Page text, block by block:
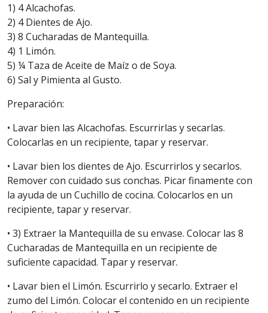
1) 4 Alcachofas.
2) 4 Dientes de Ajo.
3) 8 Cucharadas de Mantequilla.
4) 1 Limón.
5) ¼ Taza de Aceite de Maíz o de Soya.
6) Sal y Pimienta al Gusto.
Preparación:
• Lavar bien las Alcachofas. Escurrirlas y secarlas.
Colocarlas en un recipiente, tapar y reservar.
• Lavar bien los dientes de Ajo. Escurrirlos y secarlos.
Remover con cuidado sus conchas. Picar finamente con
la ayuda de un Cuchillo de cocina. Colocarlos en un
recipiente, tapar y reservar.
• 3) Extraer la Mantequilla de su envase. Colocar las 8
Cucharadas de Mantequilla en un recipiente de
suficiente capacidad. Tapar y reservar.
• Lavar bien el Limón. Escurrirlo y secarlo. Extraer el
zumo del Limón. Colocar el contenido en un recipiente